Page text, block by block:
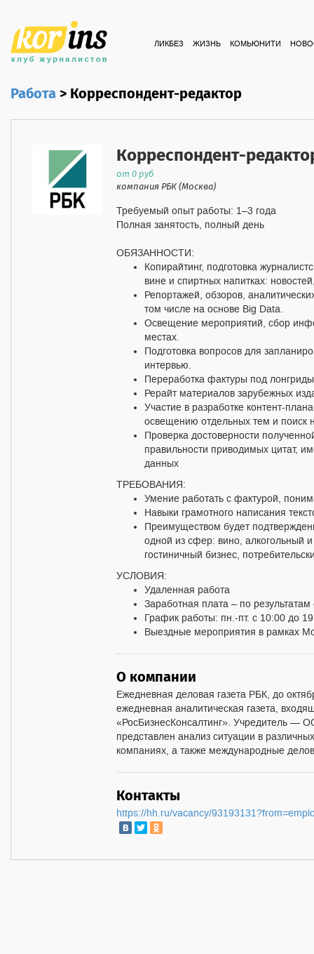
ЛИКБЕЗ ЖИЗНЬ КОМЬЮНИТИ
Работа>Корреспондент-редактор
Корреспондент-
от 0 руб
компания РБК (Москва)
Требуемый опыт работы: 1–3 года
Полная занятость, полный день
ОБЯЗАННОСТИ:
Копирайтинг, подготовка
вине и спиртных напитках:
Репортажей, обзоров,
том числе на основе Big Data.
Освещение мероприятий, сбор
местах.
Подготовка вопросов для
интервью.
Переработка фактуры под лонгриды
Рерайт материалов зарубежных
Участие в разработке контент-
освещению отдельных тем и поиск
Проверка достоверности
правильности приводимых цитат,
данных
ТРЕБОВАНИЯ:
Умение работать с фактурой,
Навыки грамотного написания
Преимуществом будет
одной из сфер: вино, алкогольный
гостиничный бизнес,
УСЛОВИЯ:
Удаленная работа
Заработная плата – по
График работы: пн.-пт. с 10:00 до
Выездные мероприятия в рамках
О компании
Ежедневная деловая газета РБК, до
ежедневная аналитическая газета,
«РосБизнесКонсалтинг». Учредитель —
представлен анализ ситуации в
компаниях, а также международные
Контакты
https://hh.ru/vacancy/